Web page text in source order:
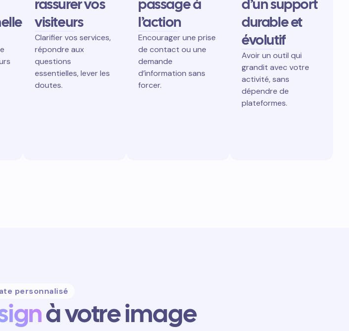
rassurer vos
visiteurs
Clarifier vos services,
répondre aux
questions
essentielles, lever les
doutes.
passage à
l’action
Encourager une prise
de contact ou une
demande
d’information sans
forcer.
d’un support
durable et
évolutif
Avoir un outil qui
grandit avec votre
activité, sans
dépendre de
plateformes.
personnalisé
à votre image